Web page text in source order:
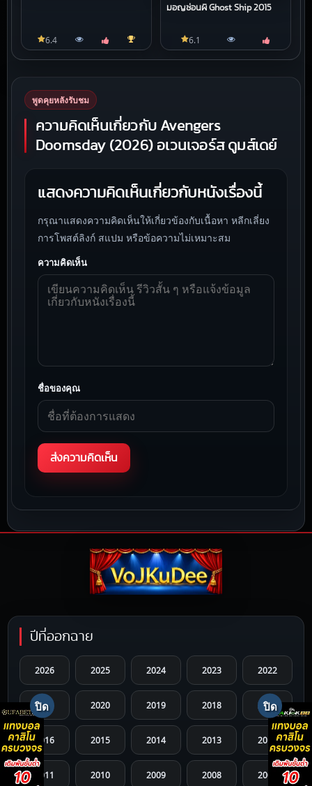
6.4
มอญซ่อนผี Ghost Ship 2015
6.1
พูดคุยหลังรับชม
ความคิดเห็นเกี่ยวกับ Avengers
Doomsday (2026) อเวนเจอร์ส ดูมส์เดย์
แสดงความคิดเห็นเกี่ยวกับหนังเรื่องนี้
กรุณาแสดงความคิดเห็นให้เกี่ยวข้องกับเนื้อหา หลีกเลี่ยง
การโพสต์ลิงก์ สแปม หรือข้อความไม่เหมาะสม
ความคิดเห็น
ชื่อของคุณ
ปีที่ออกฉาย
2026 2025 2024 2023 2022
2021 2020 2019 2018 2017
2016 2015 2014 2013 2012
2011 2010 2009 2008 2007